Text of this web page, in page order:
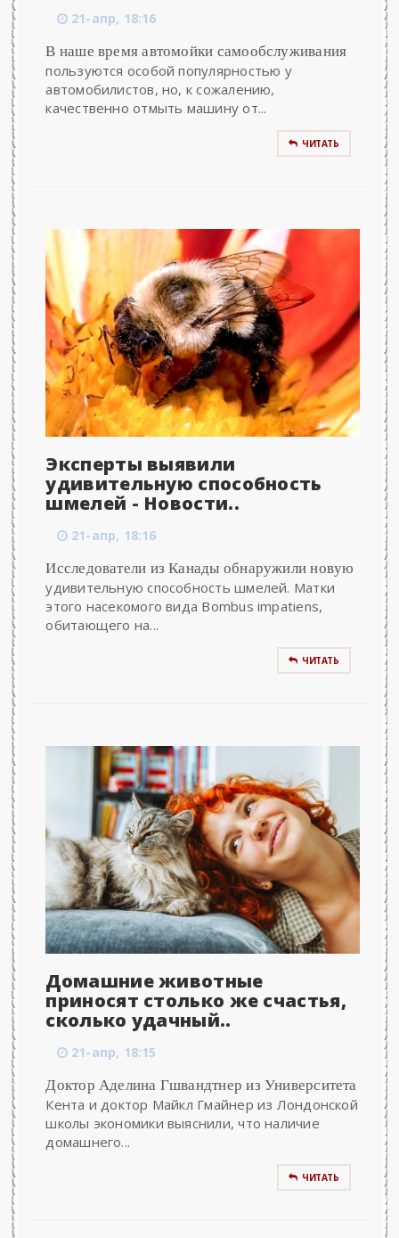
21-апр, 18:16
В наше время автомойки самообслуживания
пользуются особой популярностью у
автомобилистов, но, к сожалению,
качественно отмыть машину от...
ЧИТАТЬ
Эксперты выявили
удивительную способность
шмелей - Новости..
21-апр, 18:16
Исследователи из Канады обнаружили новую
удивительную способность шмелей. Матки
этого насекомого вида Bombus impatiens,
обитающего на...
ЧИТАТЬ
Домашние животные
приносят столько же счастья,
сколько удачный..
21-апр, 18:15
Доктор Аделина Гшвандтнер из Университета
Кента и доктор Майкл Гмайнер из Лондонской
школы экономики выяснили, что наличие
домашнего...
ЧИТАТЬ